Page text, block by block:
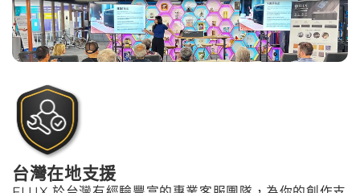
台灣在地支援